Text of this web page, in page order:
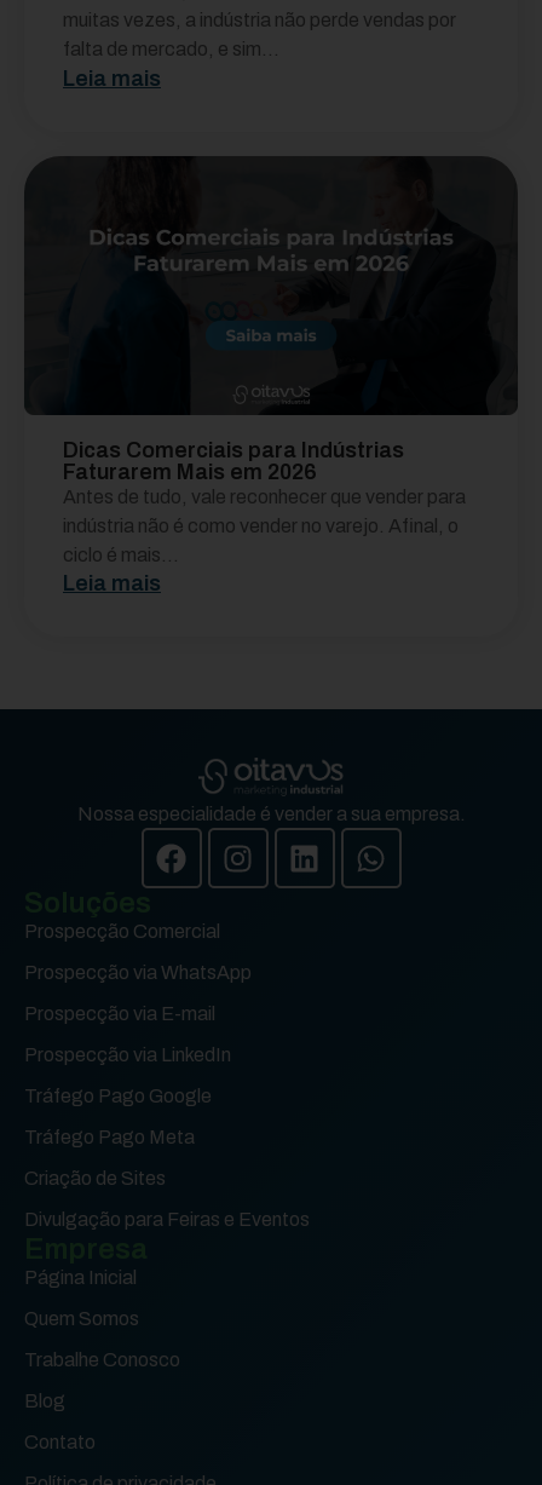
muitas vezes, a indústria não perde vendas por
falta de mercado, e sim...
Leia mais
Dicas Comerciais para Indústrias
Faturarem Mais em 2026
Antes de tudo, vale reconhecer que vender para
indústria não é como vender no varejo. Afinal, o
ciclo é mais...
Leia mais
Nossa especialidade é vender a sua empresa.
Prospecção Comercial
Prospecção via WhatsApp
Prospecção via E-mail
Prospecção via LinkedIn
Tráfego Pago Google
Tráfego Pago Meta
Criação de Sites
Divulgação para Feiras e Eventos
Página Inicial
Quem Somos
Trabalhe Conosco
Blog
Contato